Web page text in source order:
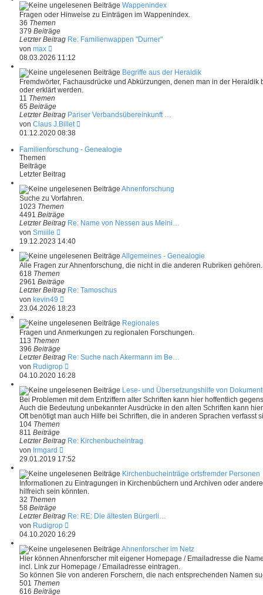
e
s
r
e
i
t
r
a
Wappenindex
Fragen oder Hinweise zu Einträgen im Wappenindex.
36 Themen
379 Beiträge
Letzter Beitrag Re: Familienwappen "Durner"
von max
e
e
s
t
e
r
B
e
i
t
r
a
08.03.2026 11:12
Begriffe aus der Heraldik
Fremdwörter, Fachausdrücke und Abkürzungen, denen man in der
oder erklärt werden.
11 Themen
65 Beiträge
Letzter Beitrag Pariser Verbandsübereinkunft …
von Claus J.Billet
B
e
r
01.12.2020 08:38
Familienforschung - Genealogie
Themen
Beiträge
Letzter Beitrag
Ahnenforschung
Suche zu Vorfahren.
1023 Themen
4491 Beiträge
Letzter Beitrag Re: Name von Nessen aus Meini…
von Smiiile
e
e
s
e
r
B
e
i
t
r
19.12.2023 14:40
Allgemeines - Genealogie
Alle Fragen zur Ahnenforschung, die nicht in die anderen Rubriken gehören.
618 Themen
2961 Beiträge
Letzter Beitrag Re: Tamoschus
von kevin49
e
e
s
r
B
e
i
t
r
a
g
23.04.2026 18:23
Regionales
Fragen und Anmerkungen zu regionalen Forschungen.
113 Themen
396 Beiträge
Letzter Beitrag Re: Suche nach Akermann im Be…
von Rudigrop
e
e
s
t
e
e
t
r
a
g
04.10.2020 16:28
Lese- und Übersetzungshilfe von
Bei Problemen mit dem Entziffern alter Schriften kann hier hoffentlich
Auch die Bedeutung unbekannter Ausdrücke in den alten Schriften kann
Oft benötigt man auch Hilfe bei Schriften, die in anderen Sprachen verfasst
104 Themen
811 Beiträge
Letzter Beitrag Re: Kirchenbucheintrag
von Irmgard
e
e
s
t
B
e
i
t
r
a
g
29.01.2019 17:52
Kirchenbucheinträge ortsfremder Personen
Informationen zu Eintragungen in Kirchenbüchern und Archiven oder
hilfreich sein könnten.
32 Themen
58 Beiträge
Letzter Beitrag Re: RE: Die ältesten Bürgerli…
von Rudigrop
e
e
s
t
e
04.10.2020 16:29
Ahnenforscher im Netz
Hier können Ahnenforscher mit eigener Homepage / Emailadresse die
incl. Link zur Homepage / Emailadresse eintragen.
So können Sie von anderen Forschern, die nach entsprechenden Namen
501 Themen
616 Beiträge